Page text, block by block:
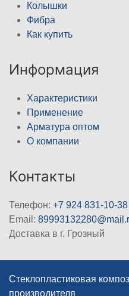
Колышки
Фибра
Как купить
Информация
Характеристики
Применение
Арматура оптом
О компании
Контакты
Телефон: +7 924 831-10-38
Email:
Доставка в г. Грозный
Стеклопластиковая
производителя